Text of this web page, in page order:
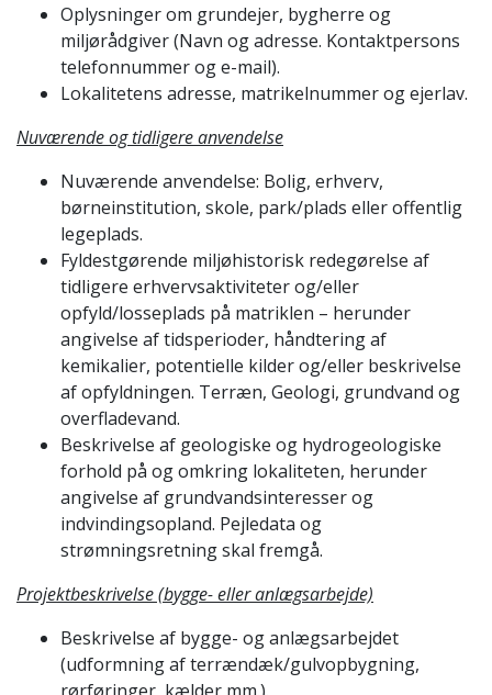
Oplysninger om grundejer, bygherre og
miljørådgiver (Navn og adresse. Kontaktpersons
telefonnummer og e-mail).
Lokalitetens adresse, matrikelnummer og ejerlav.
Nuværende og tidligere anvendelse
Nuværende anvendelse: Bolig, erhverv,
børneinstitution, skole, park/plads eller offentlig
legeplads.
Fyldestgørende miljøhistorisk redegørelse af
tidligere erhvervsaktiviteter og/eller
opfyld/losseplads på matriklen – herunder
angivelse af tidsperioder, håndtering af
kemikalier, potentielle kilder og/eller beskrivelse
af opfyldningen. Terræn, Geologi, grundvand og
overfladevand.
Beskrivelse af geologiske og hydrogeologiske
forhold på og omkring lokaliteten, herunder
angivelse af grundvandsinteresser og
indvindingsopland. Pejledata og
strømningsretning skal fremgå.
Projektbeskrivelse (bygge- eller anlægsarbejde)
Beskrivelse af bygge- og anlægsarbejdet
(udformning af terrændæk/gulvopbygning,
rørføringer, kælder mm.).